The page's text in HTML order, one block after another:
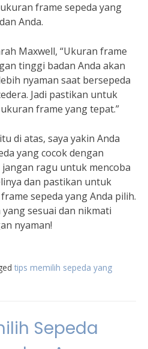
frame sepeda yang
Anda.
Maxwell, “Ukuran frame
tinggi badan Anda akan
nyaman saat bersepeda
Jadi pastikan untuk
frame yang tepat.”
di atas, saya yakin Anda
yang cocok dengan
ragu untuk mencoba
dan pastikan untuk
sepeda yang Anda pilih.
sesuai dan nikmati
nyaman!
tips memilih sepeda yang
Sepeda